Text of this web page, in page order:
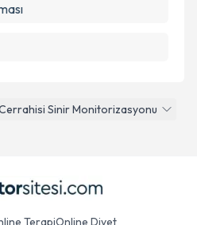
Sinir Monitorizasyonu
TerapiOnline Diyet